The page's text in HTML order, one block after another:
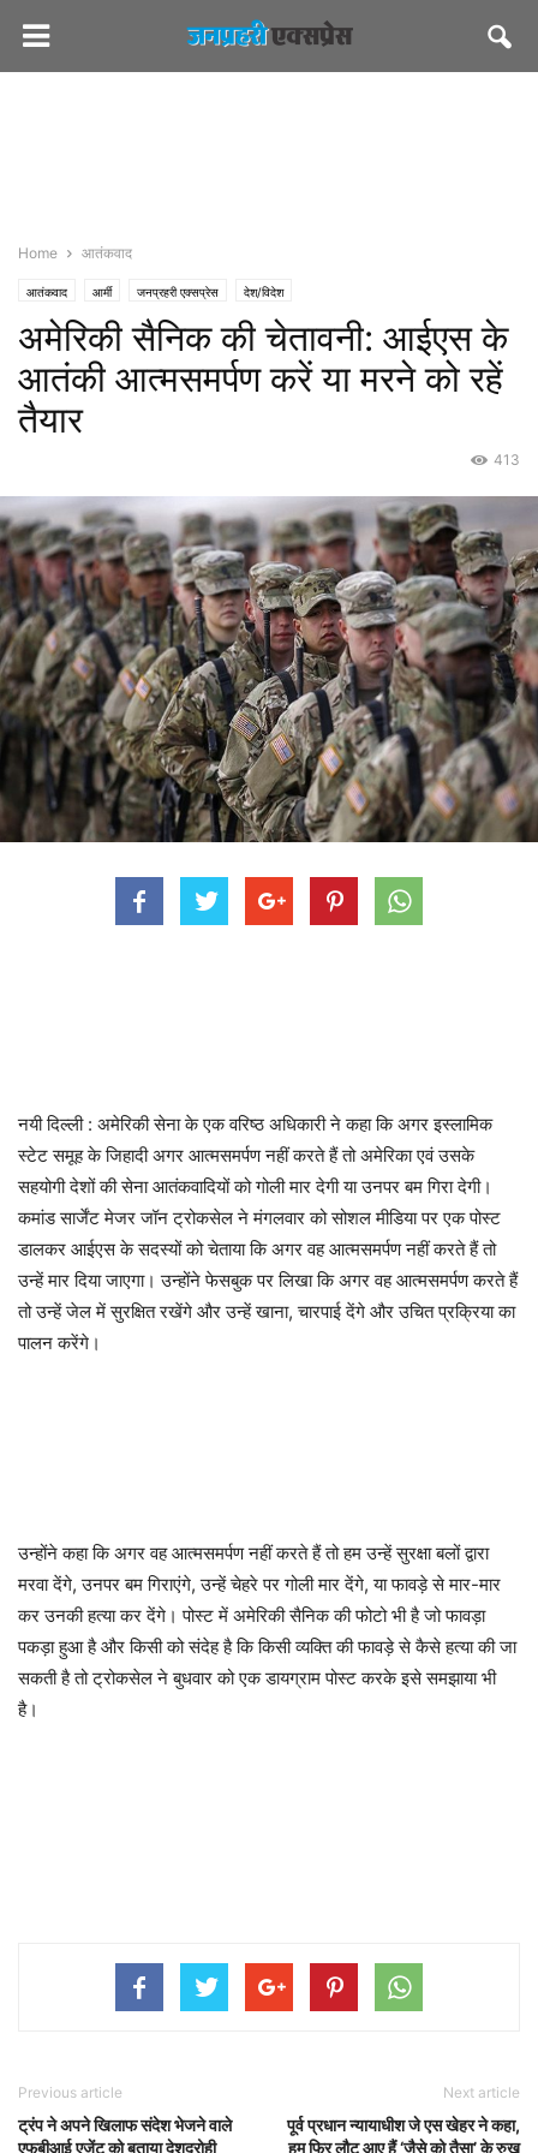
Home आतंकवाद
आतंकवाद आर्मी जनप्रहरी एक्सप्रेस देश/विदेश
अमेरिकी सैनिक की चेतावनी: आईएस के
आतंकी आत्मसमर्पण करें या मरने को रहें
तैयार
413
नयी दिल्ली : अमेरिकी सेना के एक वरिष्ठ अधिकारी ने कहा कि अगर इस्लामिक
स्टेट समूह के जिहादी अगर आत्मसमर्पण नहीं करते हैं तो अमेरिका एवं उसके
सहयोगी देशों की सेना आतंकवादियों को गोली मार देगी या उनपर बम गिरा देगी।
कमांड सार्जेंट मेजर जॉन ट्रोकसेल ने मंगलवार को सोशल मीडिया पर एक पोस्ट
डालकर आईएस के सदस्यों को चेताया कि अगर वह आत्मसमर्पण नहीं करते हैं तो
उन्हें मार दिया जाएगा। उन्होंने फेसबुक पर लिखा कि अगर वह आत्मसमर्पण करते हैं
तो उन्हें जेल में सुरक्षित रखेंगे और उन्हें खाना, चारपाई देंगे और उचित प्रक्रिया का
पालन करेंगे।
उन्होंने कहा कि अगर वह आत्मसमर्पण नहीं करते हैं तो हम उन्हें सुरक्षा बलों द्वारा
मरवा देंगे, उनपर बम गिराएंगे, उन्हें चेहरे पर गोली मार देंगे, या फावड़े से मार-मार
कर उनकी हत्या कर देंगे। पोस्ट में अमेरिकी सैनिक की फोटो भी है जो फावड़ा
पकड़ा हुआ है और किसी को संदेह है कि किसी व्यक्ति की फावड़े से कैसे हत्या की जा
सकती है तो ट्रोकसेल ने बुधवार को एक डायग्राम पोस्ट करके इसे समझाया भी
है।
Previous article
ट्रंप ने अपने खिलाफ संदेश भेजने वाले
एफबीआई एजेंट को बताया देशद्रोही
Next article
पूर्व प्रधान न्यायाधीश जे एस खेहर ने कहा,
हम फिर लौट आए हैं ‘जैसे को तैसा’ के रुख